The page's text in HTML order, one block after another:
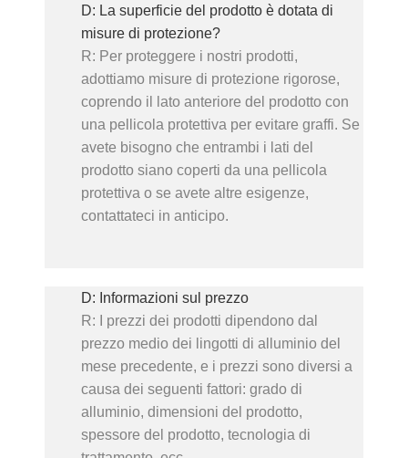
D: La superficie del prodotto è dotata di
misure di protezione?
R: Per proteggere i nostri prodotti,
adottiamo misure di protezione rigorose,
coprendo il lato anteriore del prodotto con
una pellicola protettiva per evitare graffi. Se
avete bisogno che entrambi i lati del
prodotto siano coperti da una pellicola
protettiva o se avete altre esigenze,
contattateci in anticipo.
D: Informazioni sul prezzo
R: I prezzi dei prodotti dipendono dal
prezzo medio dei lingotti di alluminio del
mese precedente, e i prezzi sono diversi a
causa dei seguenti fattori: grado di
alluminio, dimensioni del prodotto,
spessore del prodotto, tecnologia di